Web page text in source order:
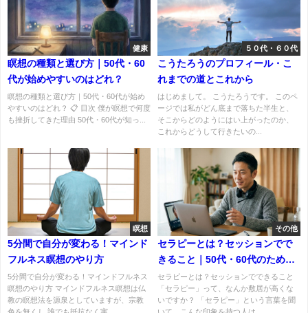
健康
瞑想の種類と選び方｜50代・60
代が始めやすいのはどれ？
瞑想の種類と選び方｜50代・60代が始め
やすいのはどれ？ 📋 目次 僕が瞑想で何度
も挫折してきた理由 50代・60代が知っ...
５０代・６０代
こうたろうのプロフィール・こ
れまでの道とこれから
はじめまして。 こうたろうです。 このペ
ージでは私がどん底まで落ちた半生と、
そこからどのようにはい上がったのか、
これからどうして行きたいの...
瞑想
5分間で自分が変わる！マインド
フルネス瞑想のやり方
5分間で自分が変わる！マインドフルネス
瞑想のやり方 マインドフルネス瞑想は仏
教の瞑想法を源泉としていますが、宗教
その他
セラピーとは？セッションでで
きること｜50代・60代のための
「話す」入門
セラピーとは？セッションでできること
「セラピー」って、なんか敷居が高くな
いですか？ 「セラピー」という言葉を聞